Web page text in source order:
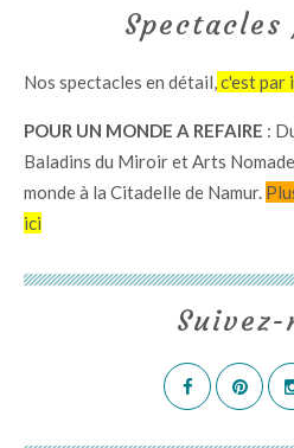
Suivez-
Spectacles
Nos spectacles en détail,c'est par
POUR UN MONDE A REFAIRE :
Baladins du Miroir et Arts
monde à la Citadelle de Namur.
ici